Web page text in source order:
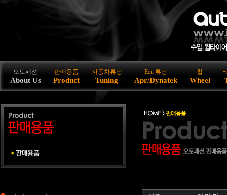
오토패션
About Us
판매용품
Product
자동차튜닝
Tuning
Ecu 튜닝
Apr/Dynatek
휠
Wheel